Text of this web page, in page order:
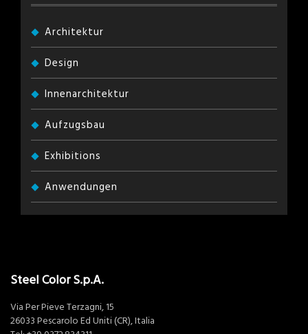
Architektur
Design
Innenarchitektur
Aufzugsbau
Exhibitions
Anwendungen
Steel Color S.p.A.
Via Per Pieve Terzagni, 15
26033 Pescarolo Ed Uniti (CR), Italia